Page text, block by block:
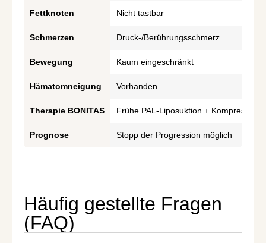
Fettknoten Nicht tastbar
Schmerzen Druck-/Berührungsschmerz
Bewegung Kaum eingeschränkt
Hämatomneigung Vorhanden
Therapie BONITAS Frühe PAL-Liposuktion + Kompression
Prognose Stopp der Progression möglich
Häufig gestellte Fragen
(FAQ)